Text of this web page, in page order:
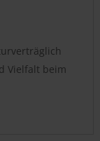
Vielfalt beim